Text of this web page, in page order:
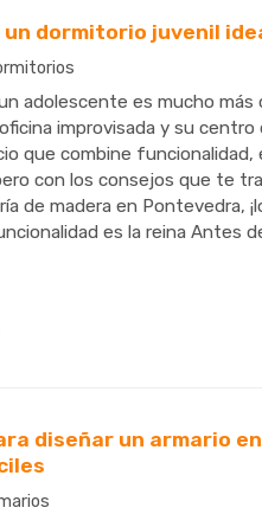
un dormitorio juvenil
adolescente es mucho más
improvisada y su centro
que combine
con los consejos que te
de madera en Pontevedra,
es la reina Antes
diseñar un armario